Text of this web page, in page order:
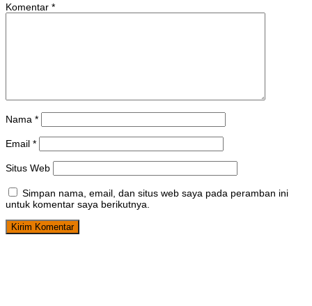
Komentar *
Nama *
Email *
Situs Web
Simpan nama, email, dan situs web saya pada peramban ini
untuk komentar saya berikutnya.